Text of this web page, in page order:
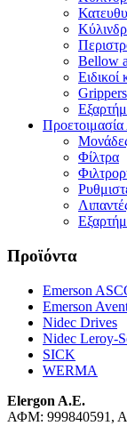
Bellow
Ειδικοί
Grippers
Φίλτρα
Προϊόντα
Emerson
Emerson
Nidec Drives
Nidec Leroy-
SICK
WERMA
Elergon A.E.
ΑΦΜ: 999840591,